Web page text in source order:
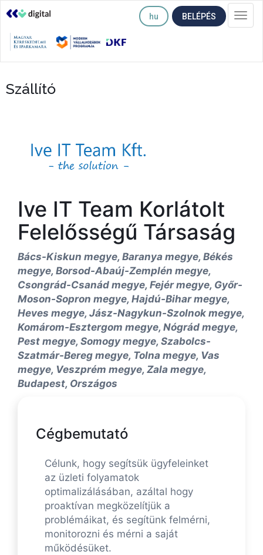
hu BELÉPÉS
Szállító
Ive IT Team Korlátolt
Felelősségű Társaság
Bács-Kiskun megye, Baranya megye, Békés
megye, Borsod-Abaúj-Zemplén megye,
Csongrád-Csanád megye, Fejér megye, Győr-
Moson-Sopron megye, Hajdú-Bihar megye,
Heves megye, Jász-Nagykun-Szolnok megye,
Komárom-Esztergom megye, Nógrád megye,
Pest megye, Somogy megye, Szabolcs-
Szatmár-Bereg megye, Tolna megye, Vas
megye, Veszprém megye, Zala megye,
Budapest, Országos
Cégbemutató
Célunk, hogy segítsük ügyfeleinket
az üzleti folyamatok
optimalizálásában, azáltal hogy
proaktívan megközelítjük a
problémáikat, és segítünk felmérni,
monitorozni és mérni a saját
működésüket.